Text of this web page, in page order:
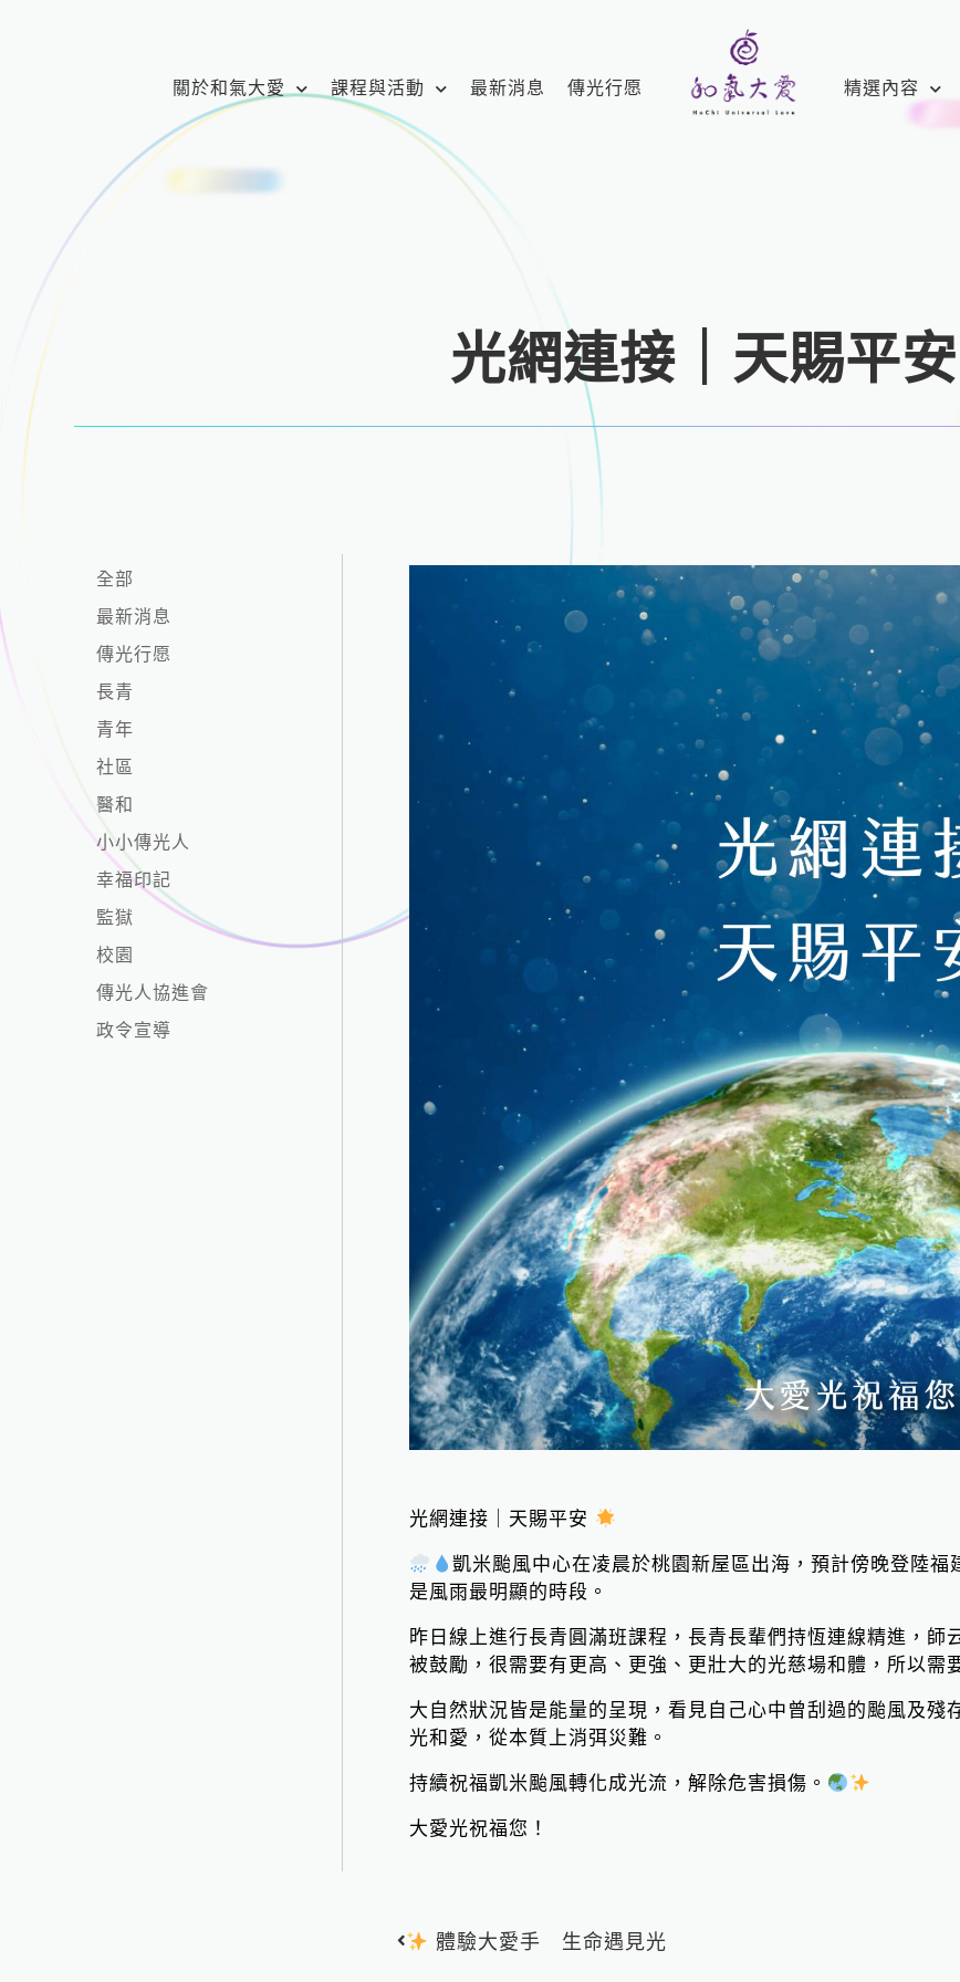
關於和氣大愛 課程與活動 最新消息 傳光行愿 精選內容
光網連接｜天賜平安
全部
最新消息
傳光行愿
長青
青年
社區
醫和
小小傳光人
幸福印記
監獄
校園
傳光人協進會
政令宣導
光網連接｜天賜平安
凱米颱風中心在凌晨於桃園新屋區出海，預計傍晚登陸
是風雨最明顯的時段。
昨日線上進行長青圓滿班課程，長青長輩們持恆連線精進，師
被鼓勵，很需要有更高、更強、更壯大的光慈場和體，所以需
大自然狀況皆是能量的呈現，看見自己心中曾刮過的颱風及殘
光和愛，從本質上消弭災難。
持續祝福凱米颱風轉化成光流，解除危害損傷。
大愛光祝福您！
上一頁體驗大愛手 生命遇見光